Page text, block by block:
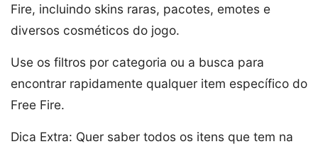
Fire, incluindo skins raras, pacotes, emotes e
diversos cosméticos do jogo.
Use os filtros por categoria ou a busca para
encontrar rapidamente qualquer item específico do
Free Fire.
Dica Extra: Quer saber todos os itens que tem na